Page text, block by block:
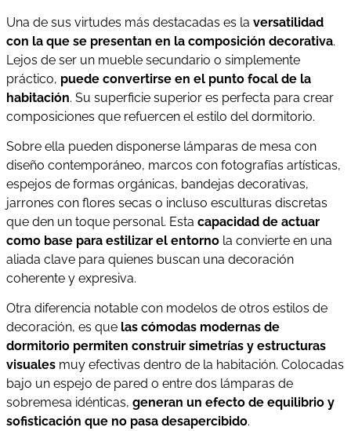
Una de sus virtudes más destacadas es la versatilidad
con la que se presentan en la composición decorativa.
Lejos de ser un mueble secundario o simplemente
práctico, puede convertirse en el punto focal de la
habitación. Su superficie superior es perfecta para crear
composiciones que refuercen el estilo del dormitorio.
Sobre ella pueden disponerse lámparas de mesa con
diseño contemporáneo, marcos con fotografías artísticas,
espejos de formas orgánicas, bandejas decorativas,
jarrones con flores secas o incluso esculturas discretas
que den un toque personal. Esta capacidad de actuar
como base para estilizar el entorno la convierte en una
aliada clave para quienes buscan una decoración
coherente y expresiva.
Otra diferencia notable con modelos de otros estilos de
decoración, es que las cómodas modernas de
dormitorio permiten construir simetrías y estructuras
visuales muy efectivas dentro de la habitación. Colocadas
bajo un espejo de pared o entre dos lámparas de
sobremesa idénticas, generan un efecto de equilibrio y
sofisticación que no pasa desapercibido.